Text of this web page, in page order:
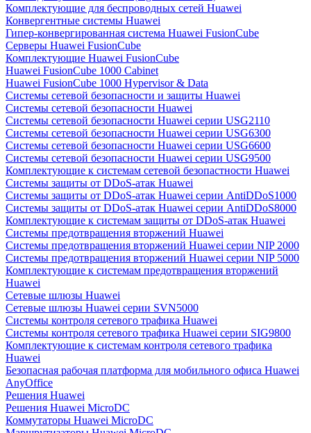
Комплектующие для беспроводных сетей Huawei
Конвергентные системы Huawei
Гипер-конвергированная система Huawei FusionCube
Серверы Huawei FusionCube
Комплектующие Huawei FusionCube
Huawei FusionCube 1000 Cabinet
Huawei FusionCube 1000 Hypervisor & Data
Системы сетевой безопасности и защиты Huawei
Системы сетевой безопасности Huawei
Системы сетевой безопасности Huawei серии USG2110
Системы сетевой безопасности Huawei серии USG6300
Системы сетевой безопасности Huawei серии USG6600
Системы сетевой безопасности Huawei серии USG9500
Комплектующие к системам сетевой безопастности Huawei
Системы защиты от DDoS-атак Huawei
Системы защиты от DDoS-атак Huawei серии AntiDDoS1000
Системы защиты от DDoS-атак Huawei серии AntiDDoS8000
Комплектующие к системам защиты от DDoS-атак Huawei
Системы предотвращения вторжений Huawei
Системы предотвращения вторжений Huawei серии NIP 2000
Системы предотвращения вторжений Huawei серии NIP 5000
Комплектующие к системам предотвращения вторжений
Huawei
Сетевые шлюзы Huawei
Сетевые шлюзы Huawei серии SVN5000
Системы контроля сетевого трафика Huawei
Системы контроля сетевого трафика Huawei серии SIG9800
Комплектующие к системам контроля сетевого трафика
Huawei
Безопасная рабочая платформа для мобильного офиса Huawei
AnyOffice
Решения Huawei
Решения Huawei MicroDC
Коммутаторы Huawei MicroDC